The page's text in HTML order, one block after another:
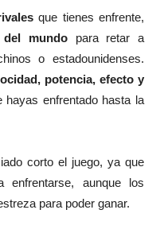
que tienes enfrente,
mundopara retar a
o estadounidenses.
potencia, efecto y
hayas enfrentado hasta la
corto el juego, ya que
enfrentarse, aunque los
para poder ganar.